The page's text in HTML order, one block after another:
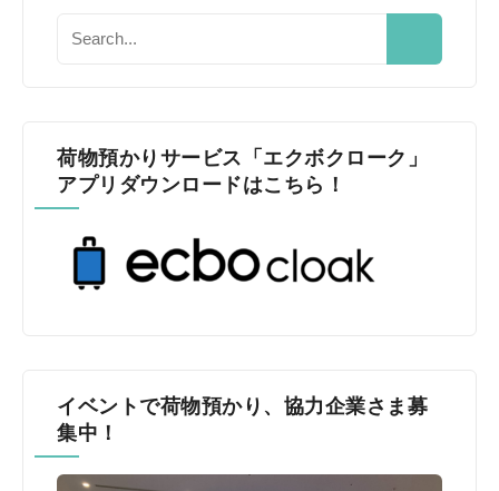
荷物預かりサービス「エクボクローク」
アプリダウンロードはこちら！
イベントで荷物預かり、協力企業さま募
集中！